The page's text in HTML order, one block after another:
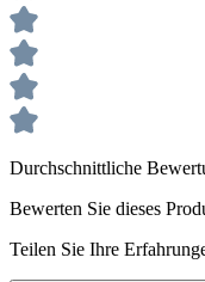
Durchschnittliche
Bewerten Sie dieses
Teilen Sie Ihre